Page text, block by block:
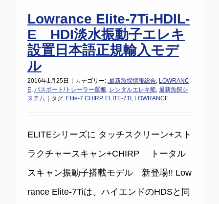
Lowrance Elite-7Ti-HDIL-
E HDI淡水振動子エレキ
設置日本語正規輸入モデ
ル
2016年1月25日 カテゴリー: .最新魚探情報総合, LOWRANC
E, バスボート/トレーラー運搬, レンタルエレキ船, 最新魚探シ
ステム
タグ: Elite-7 CHIRP, ELITE-7TI , LOWRANCE
ELITEシリーズに タッチスクリーン+スト
ラクチャースキャン+CHIRP トータル
スキャン振動子搭載モデル 新登場!! Low
rance Elite-7Tiは、ハイエンドのHDSと同